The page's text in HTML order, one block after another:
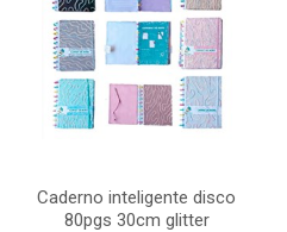
Caderno inteligente disco
80pgs 30cm glitter